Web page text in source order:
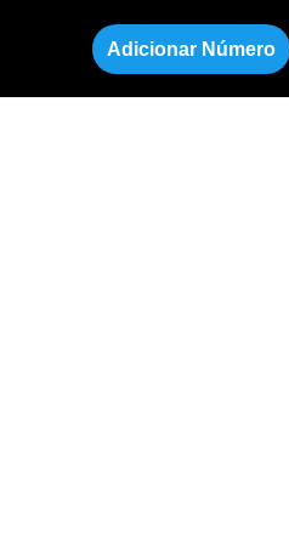
Adicionar Número